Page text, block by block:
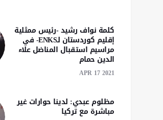
القرار "الأحادي" لشركتي
"نفط الهلال" و"دانة غاز"
كلمة نواف رشید -رئیس ممثلية
إقليم كوردستان لـENKS- في
مراسيم استقبال المناضل علاء
الدين حمام
APR 17 2021
مظلوم عبدي: لدينا حوارات غير
مباشرة مع تركيا‎